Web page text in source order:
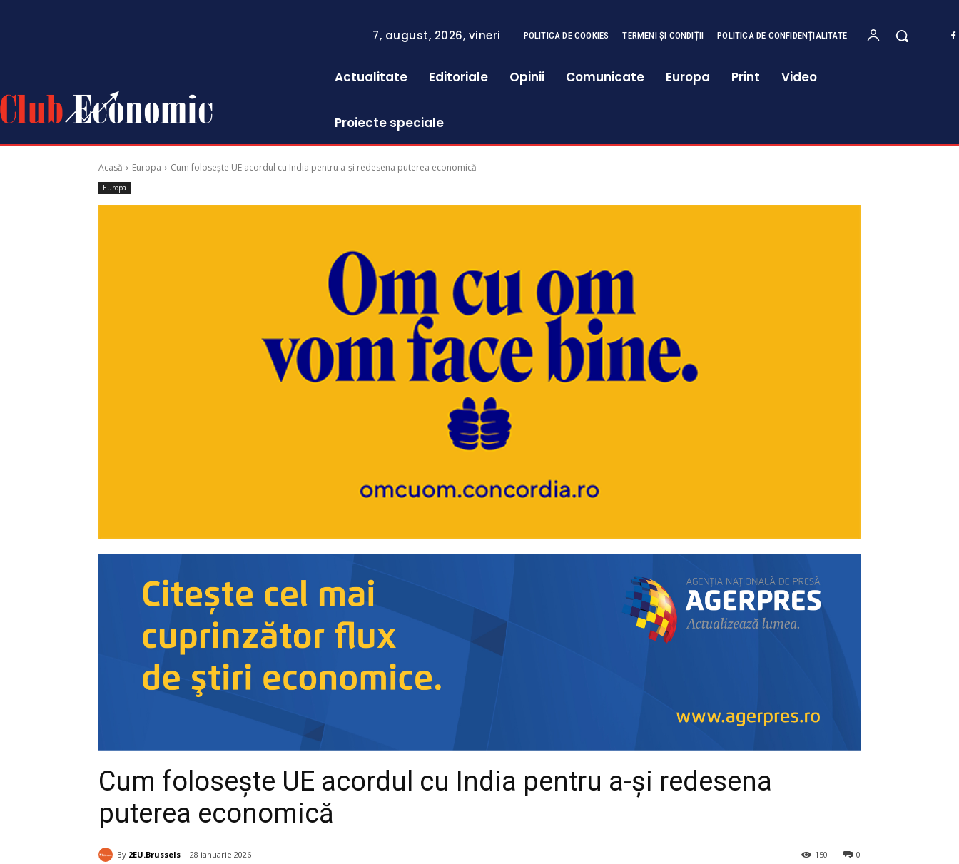
7, august, 2026, vineri POLITICA DE COOKIES TERMENI ȘI CONDIȚII POLITICA DE CONFIDENȚIALITATE
Actualitate Editoriale Opinii Comunicate Europa Print Video
Proiecte speciale
Acasă Europa Cum folosește UE acordul cu India pentru a-și redesena puterea economică
Europa
Cum folosește UE acordul cu India pentru a-și redesena
puterea economică
By 2EU.Brussels 28 ianuarie 2026 0
150